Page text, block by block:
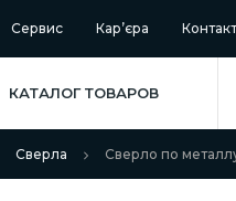
Сервис Кар’єра
КАТАЛОГ ТОВАРОВ
Сверла Сверло по